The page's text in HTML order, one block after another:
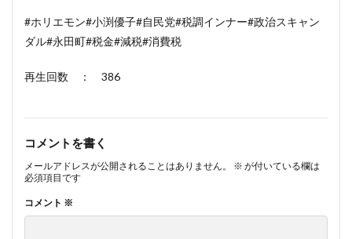
#ホリエモン#小渕優子#自民党#税調インナー#政治スキャン
ダル#永田町#税金#減税#消費税
再生回数 ： 386
コメントを書く
メールアドレスが公開されることはありません。 ※ が付いている欄は
必須項目です
コメント ※